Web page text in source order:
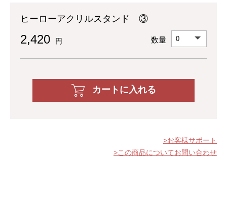
ヒーローアクリルスタンド ③
2,420 円 数量
カートに入れる
お客様サポート
この商品についてお問い合わせ